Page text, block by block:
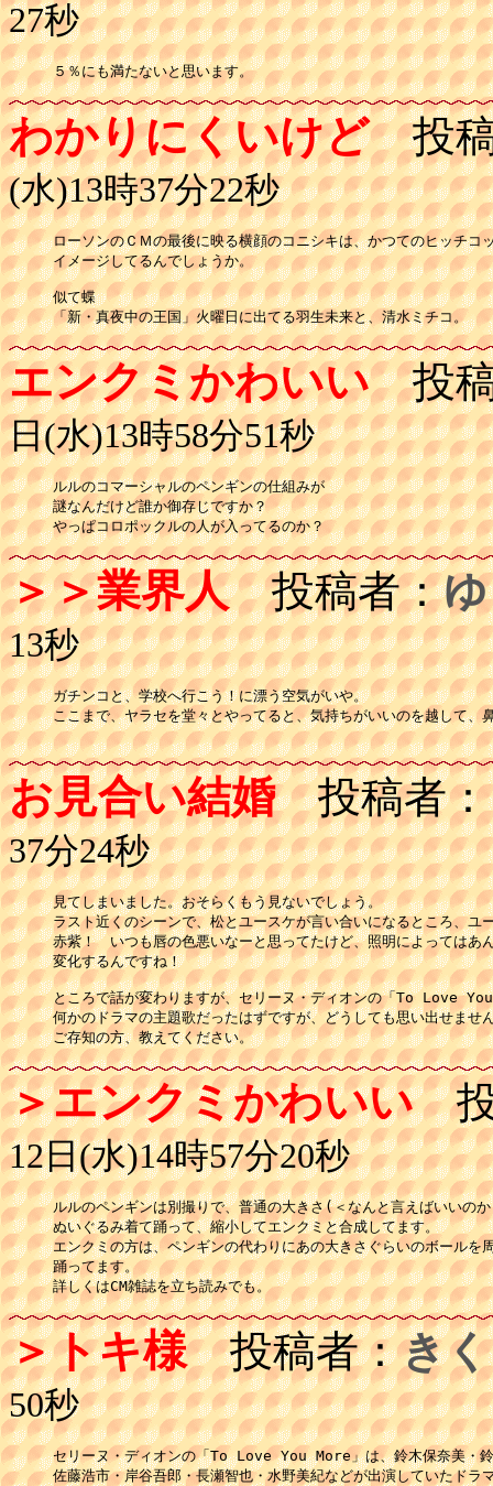
27秒
５％にも満たないと思います。
わかりにくいけど投稿
(水)13時37分22秒
ローソンのＣＭの最後に映る横顔のコニシキは、かつてのヒッチコ
イメージしてるんでしょうか。
似て蝶
「新・真夜中の王国」火曜日に出てる羽生未来と、清水ミチコ。
エンクミかわいい投稿
日(水)13時58分51秒
ルルのコマーシャルのペンギンの仕組みが
謎なんだけど誰か御存じですか？
やっぱコロポックルの人が入ってるのか？
＞＞業界人投稿者：
13秒
ガチンコと、学校へ行こう！に漂う空気がいや。
ここまで、ヤラセを堂々とやってると、気持ちがいいのを越して、
お見合い結婚投稿者：
37分24秒
見てしまいました。おそらくもう見ないでしょう。
ラスト近くのシーンで、松とユースケが言い合いになるところ、ユ
赤紫！　いつも唇の色悪いなーと思ってたけど、照明によってはあ
変化するんですね！
ところで話が変わりますが、セリーヌ・ディオンの「To Love
何かのドラマの主題歌だったはずですが、どうしても思い出せませ
ご存知の方、教えてください。
＞エンクミかわいい投
12日(水)14時57分20秒
ルルのペンギンは別撮りで、普通の大きさ(＜なんと言えばいいの
ぬいぐるみ着て踊って、縮小してエンクミと合成してます。
エンクミの方は、ペンギンの代わりにあの大きさぐらいのボールを
踊ってます。
詳しくはCM雑誌を立ち読みでも。
＞トキ様投稿者：き
50秒
セリーヌ・ディオンの「To Love You More」は、鈴木保奈美・
佐藤浩市・岸谷吾郎・長瀬智也・水野美紀などが出演していたドラ